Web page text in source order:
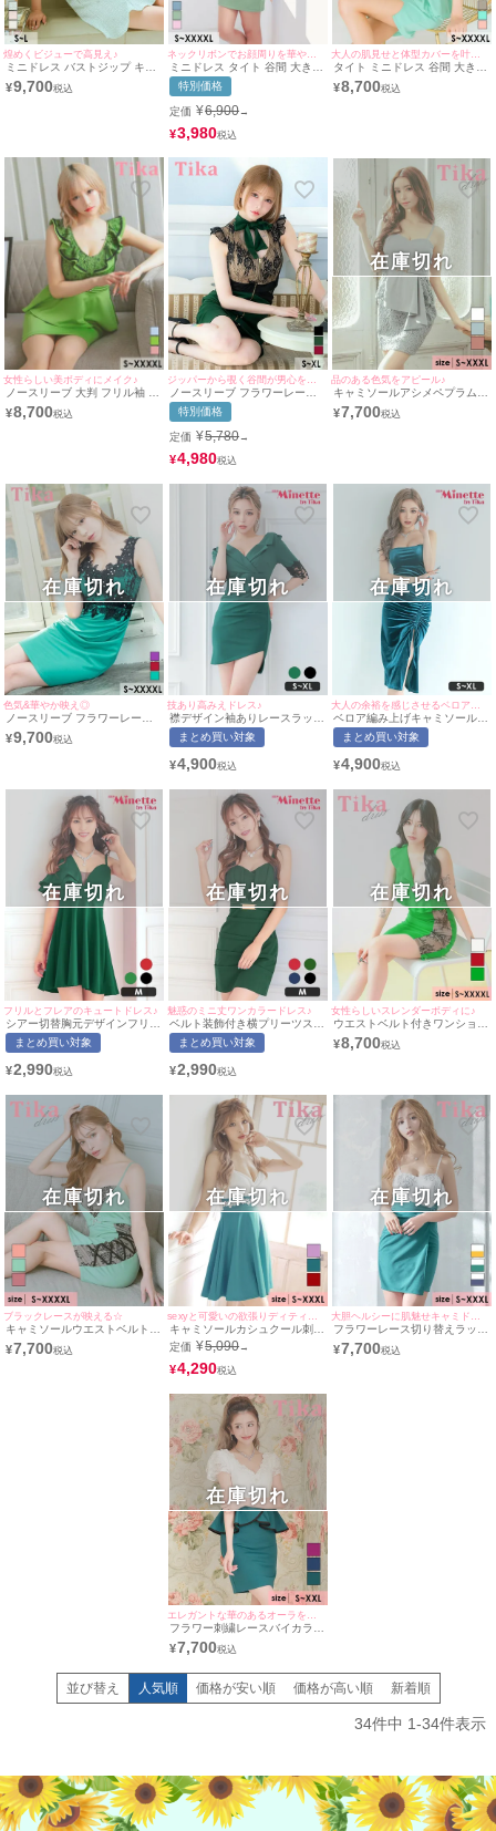
煌めくビジューで高見え♪
ミニドレス バストジップ キャ
ミソール ラメ ツイード ビジュ
ー Aライン キャバドレス (りせ
¥9,700
ネックリボンでお顔周りを華やかに♪
ミニドレス タイト 谷間 大きい
サイズ ストレッチ 半袖 ペプラ
ム ネックリボン ブラジャーの
まま バイカラー バストカット
アウト グリーン XL XXL 4L
5L 6L キャバドレス (横田未来
着用) 【tk-md1283-ha】 [Tika/
特別価格
定価 ¥6,900→
¥3,980
大人の肌見せと体型カバーを叶える♪
タイト ミニドレス 谷間 大きい
サイズ 大人 上品 スリット ハ
イネック ストレッチ ホルター
¥8,700
女性らしい美ボディにメイク♪
ノースリーブ 大判 フリル袖 ブ
ラックフラワーレース 切り替
え ウエストベルト ペプラム ス
¥8,700
ノースリーブ フラワーレース
フリル袖 ネックリボン フロン
トジップ くびれ タイトミニド
レス (Sサイズ～XLサイズ) (戦
慄かなの/キャバドレス着用)
[Tika/ティカ]
特別価格
定価 ¥5,780→
¥4,980
品のある色気をアピール♪
キャミソールアシメペプラムベ
ルト切り替えケミカルフラワー
レースタイトミニドレス (Sサ
¥7,700
在庫切れ
色気&華やか映え◎
ノースリーブ フラワーレース
パール ビジュー ギャザー タイ
トミニドレス (Sサイズ～
¥9,700
在庫切れ
技あり高みえドレス♪
襟デザイン袖ありレースラップ
デザインプチプラタイトミニド
レス (Sサイズ～XLサイズ) (せ
[myMinette/マイミネット]
まとめ買い対象
¥4,900
在庫切れ
ベロア編み上げキャミソールス
リットタイトプチプラ膝丈ドレ
ス (S～XLサイズ) (せいせい/キ
イミネット]
まとめ買い対象
¥4,900
在庫切れ
フリルとフレアのキュートドレス♪
シアー切替胸元デザインフリル
アシメワンショルダープチプラ
フレアミニドレス (Mサイズ)(中
[myMinette/マイミネット]
まとめ買い対象
¥2,990
在庫切れ
魅惑のミニ丈ワンカラードレス♪
ベルト装飾付き横プリーツスカ
ートキャミソールワンピースプ
チプラタイトミニドレス (Mサ
用)[myMinette/マイミネット]
まとめ買い対象
¥2,990
在庫切れ
女性らしいスレンダーボディに♪
ウエストベルト付きワンショル
ダー風ゴージャス胸元フリルサ
イドヌーディーレース切り替え
[Tika/ティカ]
¥8,700
在庫切れ
ブラックレースが映える☆
キャミソールウエストベルトレ
ース切替タイトミニドレス (S
サイズ～XXXXLサイズ) (みゆ
¥7,700
在庫切れ
キャミソールカシュクール刺繍
マークバイカラーデザインハイ
ウエスト切替フレアミニドレス
(Sサイズ～XXXLサイズ) (ゆん
ころ/キャバドレス着用)
定価 ¥5,090→
¥4,290
在庫切れ
フラワーレース切り替えラップ
キャミソールタイトミニドレス
(Sサイズ～XXXLサイズ) (みゆ
¥7,700
在庫切れ
フラワー刺繍レースバイカラー
ペプラムウエストリボン半袖タ
イトミニドレス (Sサイズ～
バドレス着用)
¥7,700
在庫切れ
並び替え 人気順 価格が安い順 価格が高い順 新着順
34件中 1-34件表示